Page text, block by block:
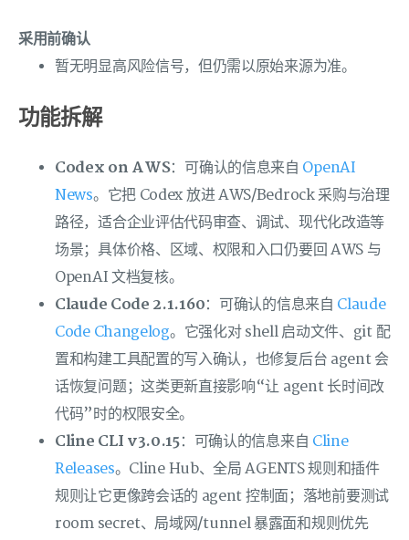
采用前确认
暂无明显高风险信号，但仍需以原始来源为准。
功能拆解
Codex on AWS：可确认的信息来自 OpenAI
News。它把 Codex 放进 AWS/Bedrock 采购与治理
路径，适合企业评估代码审查、调试、现代化改造等
场景；具体价格、区域、权限和入口仍要回 AWS 与
OpenAI 文档复核。
Claude Code 2.1.160：可确认的信息来自 Claude
Code Changelog。它强化对 shell 启动文件、git 配
置和构建工具配置的写入确认，也修复后台 agent 会
话恢复问题；这类更新直接影响“让 agent 长时间改
代码”时的权限安全。
Cline CLI v3.0.15：可确认的信息来自 Cline
Releases。Cline Hub、全局 AGENTS 规则和插件
规则让它更像跨会话的 agent 控制面；落地前要测试
room secret、局域网/tunnel 暴露面和规则优先